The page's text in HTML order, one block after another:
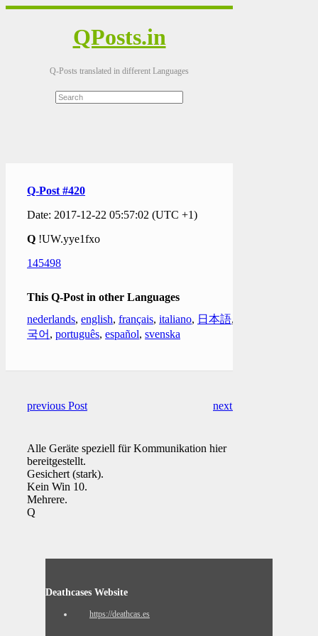
QPosts.in
Q-Posts translated in different Languages
Q-Post #420
Date: 2017-12-22 05:57:02 (UTC +1)
Q !UW.yye1fxo
145498
This Q-Post in other Languages
nederlands, english, français, italiano, 日本語,
국어 , português, español, svenska
previous Post next Post
Alle Geräte speziell für Kommunikation hier
bereitgestellt.
Gesichert (stark).
Kein Win 10.
Mehrere.
Q
Deathcases Website
https://deathcas.es